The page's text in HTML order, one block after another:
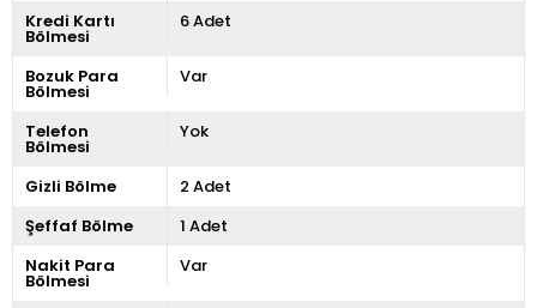
Kredi Kartı
Bölmesi
6 Adet
Bozuk Para
Bölmesi
Var
Telefon
Bölmesi
Yok
Gizli Bölme
2 Adet
Şeffaf Bölme
1 Adet
Nakit Para
Bölmesi
Var